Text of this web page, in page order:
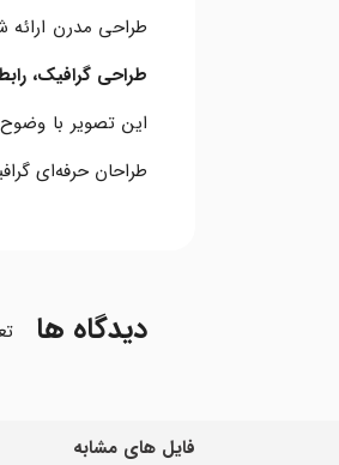
طراحی مدرن
طراحی گرافیک،
این تصویر با وضوح
طراحان حرفه‌ای
دیدگاه ها
فایل های مشابه